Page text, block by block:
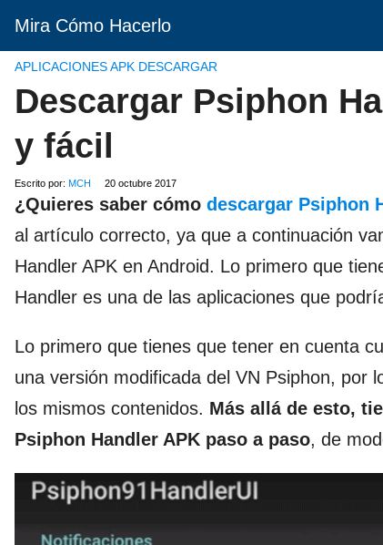
Mira Cómo Hacerlo
APLICACIONES APK DESCARGAR
Descargar Psiphon
y fácil
Escrito por: MCH 20 octubre 2017
¿Quieres saber cómo descargar Psiphon
al artículo correcto, ya que a continuación
Handler APK en Android. Lo primero que
Handler es una de las aplicaciones que
Lo primero que tienes que tener en cuenta
una versión modificada del VN Psiphon, por
los mismos contenidos. Más allá de esto,
Psiphon Handler APK paso a paso, de